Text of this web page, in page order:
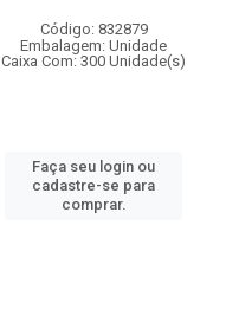
Código: 832879
Embalagem: Unidade
Caixa Com: 300 Unidade(s)
Faça seu login ou
cadastre-se para
comprar.